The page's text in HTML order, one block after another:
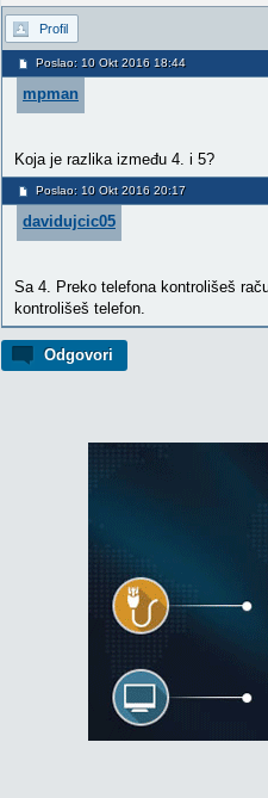
Odgovori
Profil
Poslao: 10 Okt 2016 18:44
mpman
Koja je razlika između 4. i 5?
Poslao: 10 Okt 2016 20:17
davidujcic05
Sa 4. Preko telefona kontrolišeš
kontrolišeš telefon.